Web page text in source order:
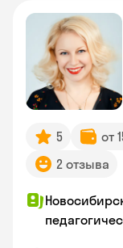
5 от
2 отзыва